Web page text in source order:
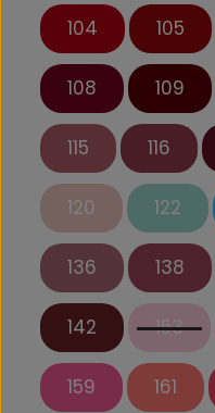
104 105
108 109
115 116
120 122
136 138
142 153
159 161